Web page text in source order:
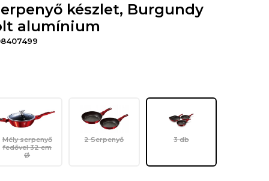
készlet, Burgundy
alumínium
Mély serpenyő
fedővel 32 cm
Ø
2 Serpenyő 3 db